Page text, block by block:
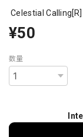
Celestial Calling[R]
¥50
数量